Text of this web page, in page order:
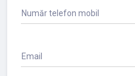
Număr telefon mobil
Email